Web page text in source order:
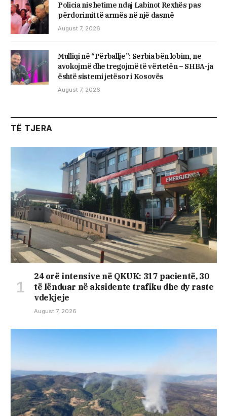
Policia nis hetime ndaj Labinot Rexhës pas
përdorimit të armës në një dasmë
August 7, 2026
Mulliqi në “Përballje”: Serbia bën lobim, ne
avokojmë dhe tregojmë të vërtetën – SHBA-ja
është sistemi jetësor i Kosovës
August 7, 2026
TË TJERA
24 orë intensive në QKUK: 317 pacientë, 30
të lënduar në aksidente trafiku dhe dy raste
vdekjeje
August 7, 2026